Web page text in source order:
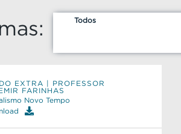
Todos
EXTRA | PROFESSOR
FARINHAS
Novo Tempo